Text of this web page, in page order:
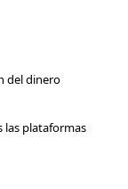
del dinero
las plataformas